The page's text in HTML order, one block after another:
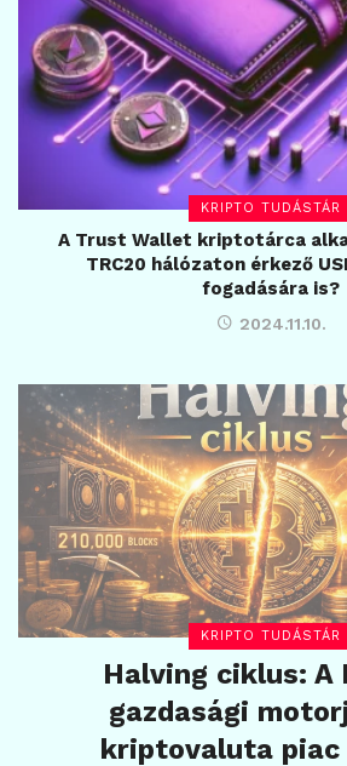
KRIPTO TUDÁSTÁR
A Trust Wallet kriptotárca
TRC20 hálózaton érkező
fogadására is?
2024.11.10.
KRIPTO TUDÁSTÁR
Halving ciklus: A
gazdasági
kriptovaluta